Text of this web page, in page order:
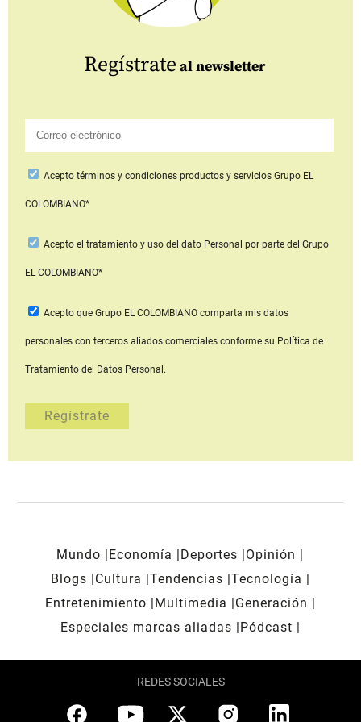
Regístrate al newsletter
Aceptotérminos y condiciones productos y serviciosGrupo EL
COLOMBIANO*
Acepto el tratamiento y uso del dato Personal por parte del Grupo
EL COLOMBIANO*
Acepto que Grupo EL COLOMBIANOcomparta mis datos
personales con terceros aliados comerciales conforme su Política de
Tratamiento del Datos Personal.
Mundo Economía Deportes
Opinión
Blogs
Cultura Tendencias Tecnología
Entretenimiento
Multimedia
Generación
Especiales marcas aliadas
Pódcast
REDES SOCIALES